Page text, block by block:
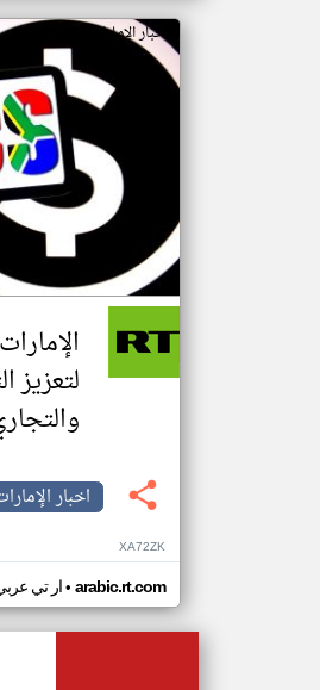
اخبار الإمارات من ار تي عربي
لتعزيز
اخبار
XA72ZK
ار تي• arabic.rt.com